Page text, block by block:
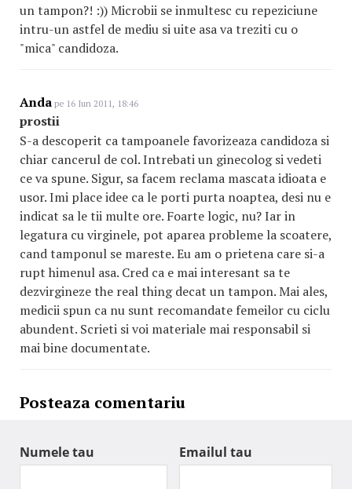
un tampon?! :)) Microbii se inmultesc cu repeziciune
intru-un astfel de mediu si uite asa va treziti cu o
"mica" candidoza.
Anda pe 16 Iun 2011, 18:46
prostii
S-a descoperit ca tampoanele favorizeaza candidoza si
chiar cancerul de col. Intrebati un ginecolog si vedeti
ce va spune. Sigur, sa facem reclama mascata idioata e
usor. Imi place idee ca le porti purta noaptea, desi nu e
indicat sa le tii multe ore. Foarte logic, nu? Iar in
legatura cu virginele, pot aparea probleme la scoatere,
cand tamponul se mareste. Eu am o prietena care si-a
rupt himenul asa. Cred ca e mai interesant sa te
dezvirgineze the real thing decat un tampon. Mai ales,
medicii spun ca nu sunt recomandate femeilor cu ciclu
abundent. Scrieti si voi materiale mai responsabil si
mai bine documentate.
Posteaza comentariu
Numele tau Emailul tau